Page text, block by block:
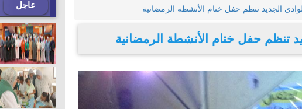
الجديد تنظم حفل ختام الأنشطة الرمضانية
تنظم حفل ختام الأنشطة الرمضانية
عاجل